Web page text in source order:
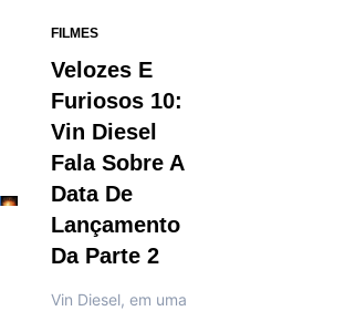
FILMES
Velozes E
Furiosos 10:
Vin Diesel
Fala Sobre A
Data De
Lançamento
Da Parte 2
Vin Diesel, em uma